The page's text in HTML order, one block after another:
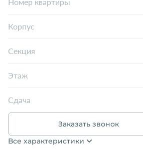
Корпус
Секция
Этаж
Сдача
Заказать звонок
Все характеристики